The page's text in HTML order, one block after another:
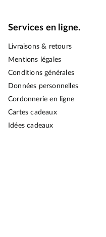
Services en ligne.
Livraisons & retours
Mentions légales
Conditions générales
Données personnelles
Cordonnerie en ligne
Cartes cadeaux
Idées cadeaux